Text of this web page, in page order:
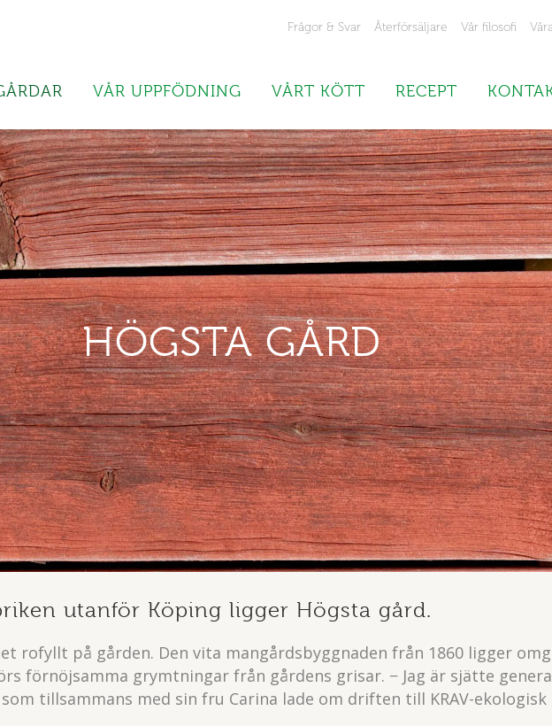
Frågor & Svar Återförsäljare Vår filosofi
VÅR UPPFÖDNING VÅRT KÖTT RECEPT
HÖGSTA GÅRD
utanför Köping ligger Högsta gård.
rofyllt på gården. Den vita mangårdsbyggnaden från 1860 ligger
förnöjsamma grymtningar från gårdens grisar. − Jag är sjätte
tillsammans med sin fru Carina lade om driften till KRAV-ekologisk